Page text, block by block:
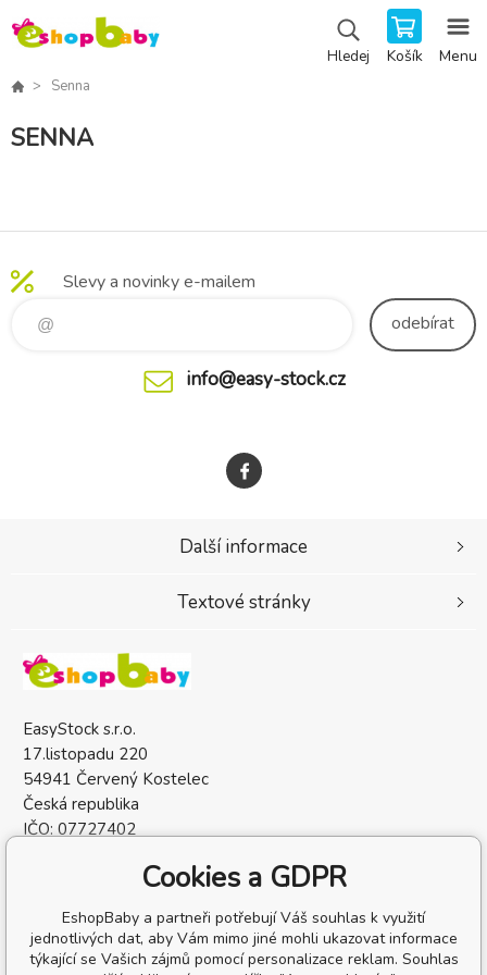
Hledej Košík Menu
Senna
SENNA
Slevy a novinky e-mailem
odebírat
info@easy-stock.cz
EasyStock s.r.o.
17.listopadu 220
54941 Červený Kostelec
Česká republika
IČO: 07727402
Další informace
Textové stránky
Cookies a GDPR
EshopBaby a partneři potřebují Váš souhlas k využití
jednotlivých dat, aby Vám mimo jiné mohli ukazovat informace
týkající se Vašich zájmů pomocí personalizace reklam. Souhlas